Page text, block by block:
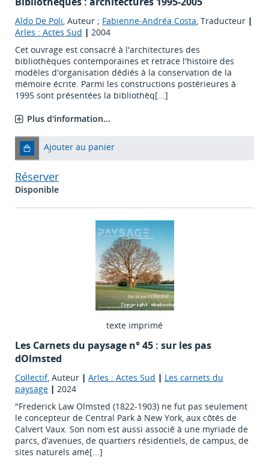
Aldo De Poli, Auteur ; Fabienne-Andréa Costa, Traducteur |
Arles : Actes Sud | 2004
Cet ouvrage est consacré à l'architectures des
bibliothèques contemporaines et retrace l'histoire des
modèles d'organisation dédiés à la conservation de la
mémoire écrite. Parmi les constructions postérieures à
1995 sont présentées la bibliothèq[...]
Plus d'information...
Ajouter au panier
Réserver
Disponible
texte imprimé
Les Carnets du paysage n° 45 : sur les pas
dOlmsted
Collectif, Auteur | Arles : Actes Sud | Les carnets du
paysage | 2024
"Frederick Law Olmsted (1822-1903) ne fut pas seulement
le concepteur de Central Park à New York, aux côtés de
Calvert Vaux. Son nom est aussi associé à une myriade de
parcs, d’avenues, de quartiers résidentiels, de campus, de
sites naturels amé[...]